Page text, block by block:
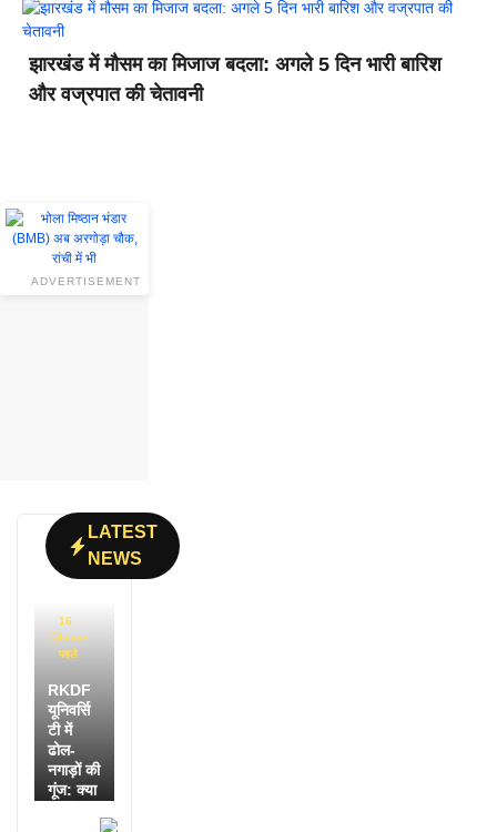
झारखंड में मौसम का मिजाज बदला: अगले 5 दिन भारी बारिश
और वज्रपात की चेतावनी
ADVERTISEMENT
LATEST
NEWS
16
hours
पहले
RKDF
यूनिवर्सि
टी में
ढोल-
नगाड़ों की
गूंज: क्या